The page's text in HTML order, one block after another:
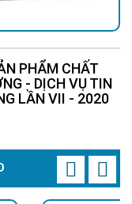
PHẨM CHẤT
- DỊCH VỤ TIN
LẦN VII - 2020